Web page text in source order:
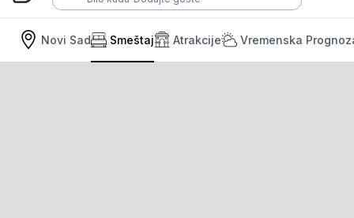
Novi Sad Smeštaj Atrakcije Vremenska